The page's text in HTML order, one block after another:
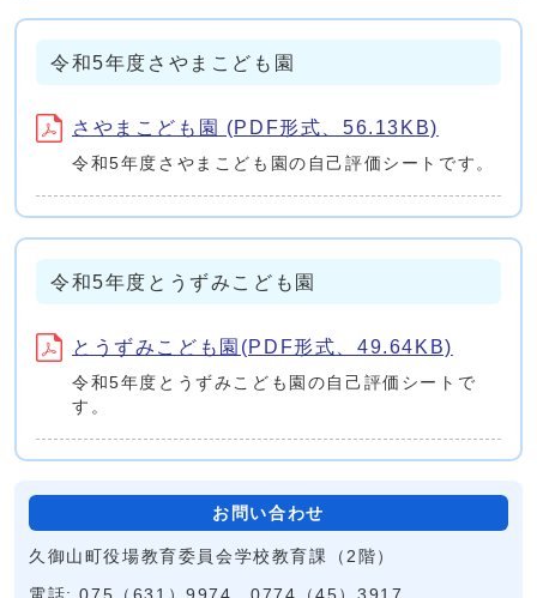
令和5年度さやまこども園
さやまこども園 (PDF形式、56.13KB)
令和5年度さやまこども園の自己評価シートです。
令和5年度とうずみこども園
とうずみこども園(PDF形式、49.64KB)
令和5年度とうずみこども園の自己評価シートで
す。
お問い合わせ
久御山町役場教育委員会学校教育課（2階）